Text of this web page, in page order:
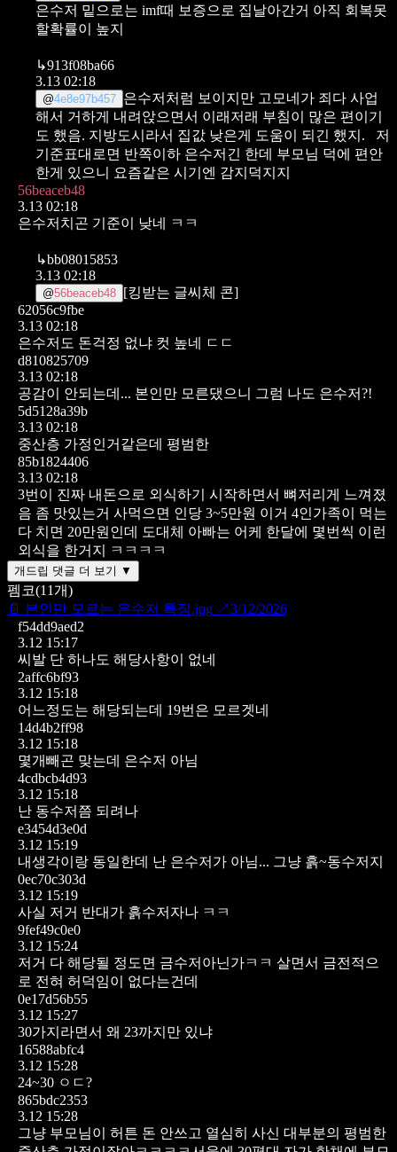
은수저 밑으로는 imf때 보증으로 집날아간거 아직 회복못
할확률이 높지
↳913f08ba66
3.13 02:18
@4e8e97b457 은수저처럼 보이지만 고모네가 죄다 사업
해서 거하게 내려앉으면서 이래저래 부침이 많은 편이기
도 했음. 지방도시라서 집값 낮은게 도움이 되긴 했지.
저
기준표대로면 반쪽이하 은수저긴 한데 부모님 덕에 편안
한게 있으니 요즘같은 시기엔 감지덕지지
56beaceb48
3.13 02:18
은수저치곤 기준이 낮네 ㅋㅋ
↳bb08015853
3.13 02:18
@56beaceb48 [킹받는 글씨체 콘]
62056c9fbe
3.13 02:18
은수저도 돈걱정 없냐 컷 높네 ㄷㄷ
d810825709
3.13 02:18
공감이 안되는데... 본인만 모른댔으니 그럼 나도 은수저?!
5d5128a39b
3.13 02:18
중산층 가정인거같은데 평범한
85b1824406
3.13 02:18
3번이 진짜 내돈으로 외식하기 시작하면서 뼈저리게 느껴졌
음 좀 맛있는거 사먹으면 인당 3~5만원 이거 4인가족이 먹는
다 치면 20만원인데 도대체 아빠는 어케 한달에 몇번씩 이런
외식을 한거지 ㅋㅋㅋㅋ
개드립 댓글 더 보기 ▼
펨코(11개)
📄 본인만 모르는 은수저 특징.jpg ↗3/12/2026
f54dd9aed2
3.12 15:17
씨발 단 하나도 해당사항이 없네
2affc6bf93
3.12 15:18
어느정도는 해당되는데 19번은 모르겟네
14d4b2ff98
3.12 15:18
몇개빼곤 맞는데 은수저 아님
4cdbcb4d93
3.12 15:18
난 동수저쯤 되려나
e3454d3e0d
3.12 15:19
내생각이랑 동일한데 난 은수저가 아님... 그냥 흙~동수저지
0ec70c303d
3.12 15:19
사실 저거 반대가 흙수저자나 ㅋㅋ
9fef49c0e0
3.12 15:24
저거 다 해당될 정도면 금수저아닌가ㅋㅋ 살면서 금전적으
로 전혀 허덕임이 없다는건데
0e17d56b55
3.12 15:27
30가지라면서 왜 23까지만 있냐
16588abfc4
3.12 15:28
24~30 ㅇㄷ?
865bdc2353
3.12 15:28
그냥 부모님이 허튼 돈 안쓰고 열심히 사신 대부분의 평범한